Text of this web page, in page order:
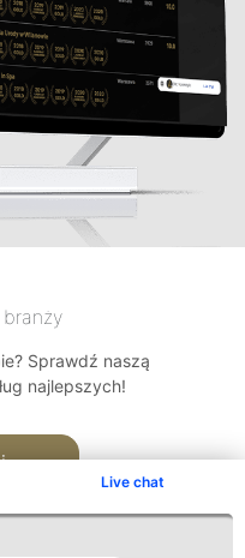
Live chat
Sprawdź naszą
najlepszych!